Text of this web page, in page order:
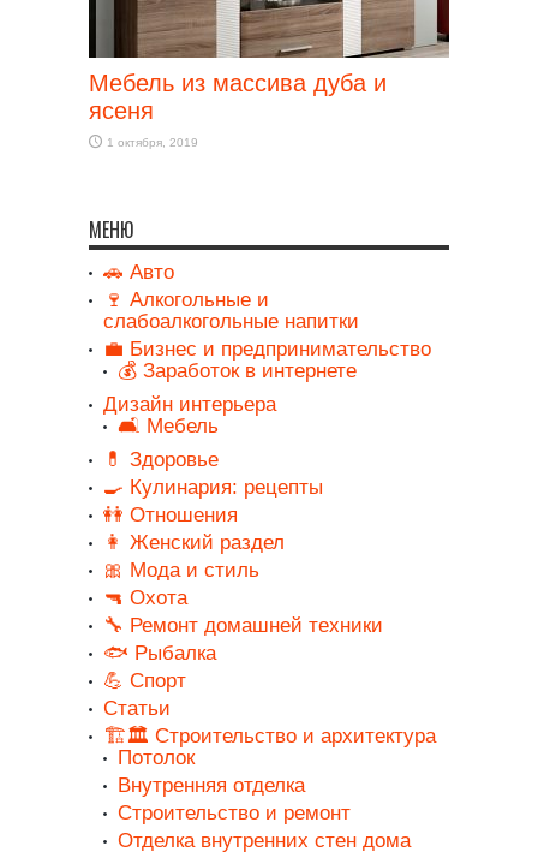
Мебель из массива дуба и
ясеня
1 октября, 2019
МЕНЮ
🚗 Авто
🍷 Алкогольные и
слабоалкогольные напитки
💼 Бизнес и предпринимательство
💰 Заработок в интернете
Дизайн интерьера
🛋️ Мебель
💊 Здоровье
🍳 Кулинария: рецепты
👭 Отношения
👩 Женский раздел
🎀 Мода и стиль
🔫 Охота
🔧 Ремонт домашней техники
🐟 Рыбалка
💪 Спорт
Статьи
🏗️🏛️ Строительство и архитектура
Потолок
Внутренняя отделка
Строительство и ремонт
Отделка внутренних стен дома